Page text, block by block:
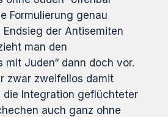
Formulierung genau
der Antisemiten
man den
mit Juden“ dann doch vor.
zwar zweifellos damit
die Integration geflüchteter
auch ganz ohne